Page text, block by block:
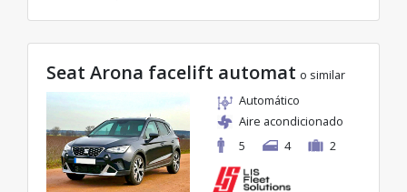
Seat Arona facelift automat o similar
Automático
Aire acondicionado
5
4 2